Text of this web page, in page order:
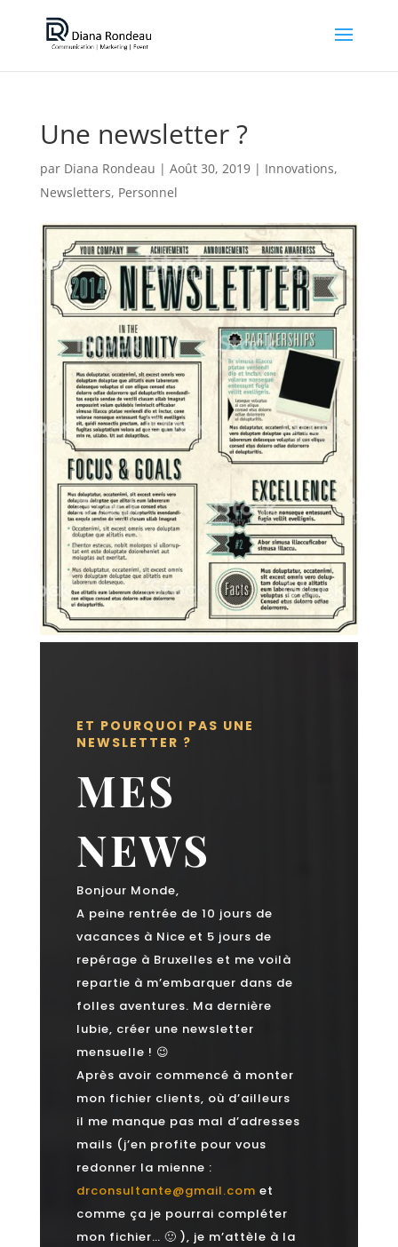
Une newsletter ?
par Diana Rondeau | Août 30, 2019| Innovations,
Newsletters, Personnel
ET POURQUOI PAS UNE
NEWSLETTER ?
MES
NEWS
Bonjour Monde,
A peine rentrée de 10 jours de
vacances à Nice et 5 jours de
repérage à Bruxelles et me voilà
repartie à m’embarquer dans de
folles aventures. Ma dernière
lubie, créer une newsletter
mensuelle ! 😉
Après avoir commencé à monter
mon fichier clients, où d’ailleurs
il me manque pas mal d’adresses
mails (j’en profite pour vous
redonner la mienne :
drconsultante@gmail.com et
comme ça je pourrai compléter
mon fichier… 🙂 ), je m’attèle à la